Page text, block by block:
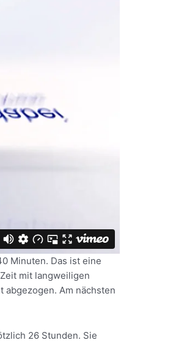
Minuten. Das ist eine
mit langweiligen
Am nächsten
26 Stunden. Sie